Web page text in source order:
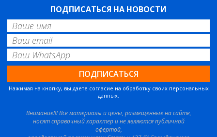
ПОДПИСАТЬСЯ НА НОВОСТИ
Нажимая на кнопку, вы даете согласие на обработку своих персональных
данных.
Внимание!!! Все материалы и цены, размещенные на сайте,
носят справочный характер и не являются публичной
офертой,